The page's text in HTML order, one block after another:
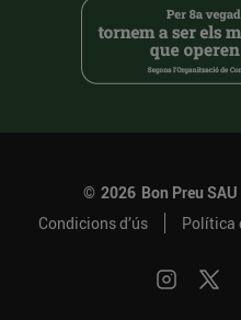
© 2026 Bon Preu
Condicions d’ús
Política